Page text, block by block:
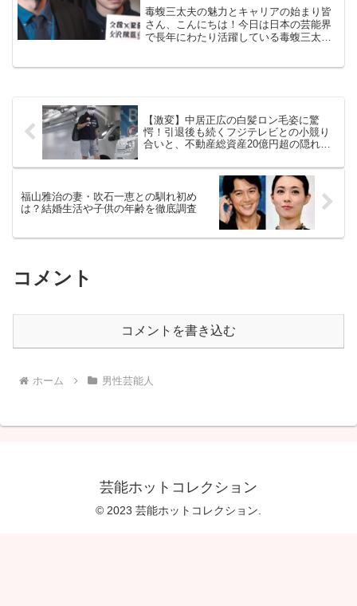
毒蝮三太夫の魅力とキャリアの始まり皆
さん、こんにちは！今日は日本の芸能界
で長年にわたり活躍している毒蝮三太夫
【激変】中居正広の白髪ロン毛姿に驚
愕！引退後も続くフジテレビとの小競り
合いと、不動産総資産20億円超の隠れ富
福山雅治の妻・吹石一恵との馴れ初め
は？結婚生活や子供の年齢を徹底調査
コメント
コメントを書き込む
ホーム 男性芸能人
芸能ホットコレクション
© 2023 芸能ホットコレクション.